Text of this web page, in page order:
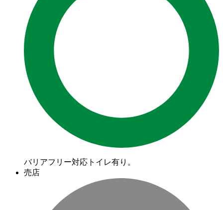
バリアフリー対応トイレ有り。
売店